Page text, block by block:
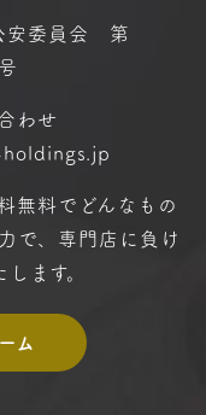
安委員会 第
わせ
無料で どんなもの
で、専門店に 負け
ます。
ム